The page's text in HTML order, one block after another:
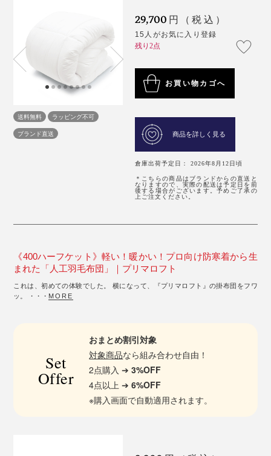
送料無料
ラッピング不可
ブランド直送
29,700 円（税込）
15人がお気に入り登録
残り2点
お買い物カゴへ
商品を詳しく見る
倉庫出荷予定日： 2026年8月12日頃
＊こちらの商品はブランドからの直送と
なりますので、実際の配送は予定日を前
後する場合がございます。予めご了承の
上ご注文ください。
《400ハーフケット》軽い！暖かい！プロ向け防寒着から生
まれた「人工羽毛布団」｜プリマロフト
これは、初めての体験でした。 横になって、『プリマロフト』の掛布団をフワ
ッ。 ・・・ MORE
Set
Offer
おまとめ割引対象
対象商品なら組み合わせ自由！
2点購入 ➔3%OFF
4点以上 ➔6%OFF
※購入画面で自動適用されます。